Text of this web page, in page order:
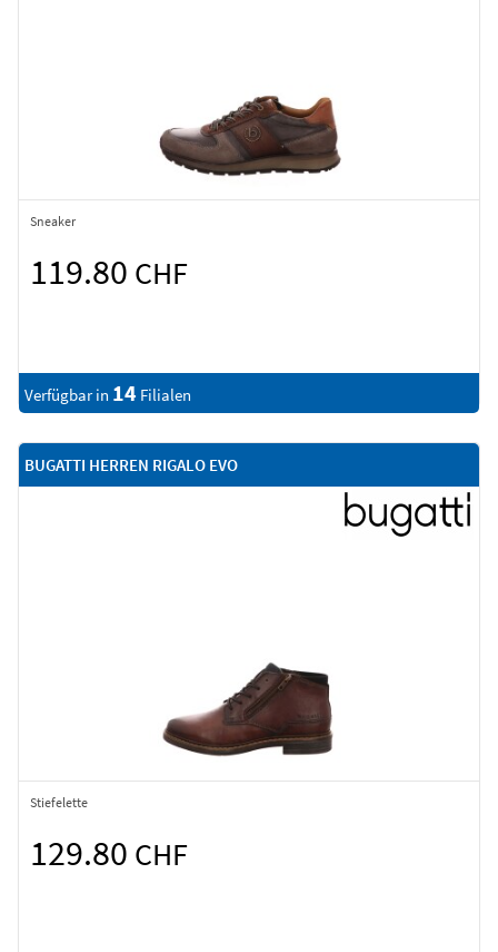
Sneaker
119.80 CHF
Verfügbar in 14 Filialen
BUGATTI HERREN RIGALO EVO
Stiefelette
129.80 CHF